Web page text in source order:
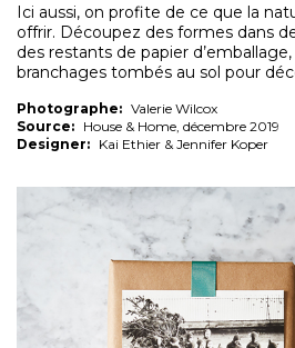
Ici aussi, on profite de ce que la
offrir. Découpez des formes dans
des restants de papier
branchages tombés au sol pour
Photographe: Valerie Wilcox
Source: House & Home, décembre 2019
Designer: Kai Ethier & Jennifer Koper